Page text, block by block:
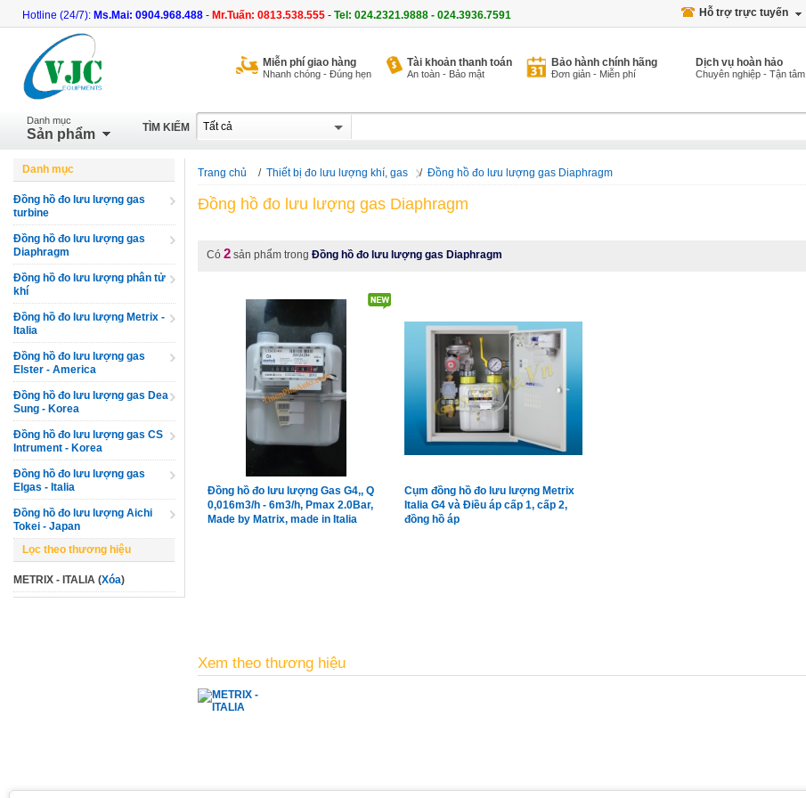
Hotline (24/7): Ms.Mai: 0904.968.488 - Mr.Tuấn: 0813.538.555 - Tel: 024.2321.9888 - 024.3936.7591 Hỗ trợ trực tuyến
Miễn phí giao hàng
Nhanh chóng - Đúng hẹn
Tài khoản thanh toán
An toàn - Bảo mật
Bảo hành chính hãng
Đơn giản - Miễn phí
Dịch vụ hoàn hảo
Chuyên nghiệp - Tận tâm
TÌM KIẾM
Danh mục
Sản phẩm
Danh mục
Đồng hồ đo lưu lượng gas
turbine
Đồng hồ đo lưu lượng gas
Diaphragm
Đồng hồ đo lưu lượng phân tử
khí
Đồng hồ đo lưu lượng Metrix -
Italia
Đồng hồ đo lưu lượng gas
Elster - America
Đồng hồ đo lưu lượng gas Dea
Sung - Korea
Đồng hồ đo lưu lượng gas CS
Intrument - Korea
Đồng hồ đo lưu lượng gas
Elgas - Italia
Đồng hồ đo lưu lượng Aichi
Tokei - Japan
Lọc theo thương hiệu
METRIX - ITALIA (Xóa)
Trang chủ / Thiết bị đo lưu lượng khí, gas / Đồng hồ đo lưu lượng gas Diaphragm
Đồng hồ đo lưu lượng gas Diaphragm
Có 2 sản phẩm trong Đồng hồ đo lưu lượng gas Diaphragm
Đồng hồ đo lưu lượng Gas G4,, Q
0,016m3/h - 6m3/h, Pmax 2.0Bar,
Made by Matrix, made in Italia
Cụm đồng hồ đo lưu lượng Metrix
Italia G4 và Điều áp cấp 1, cấp 2,
đồng hồ áp
Xem theo thương hiệu